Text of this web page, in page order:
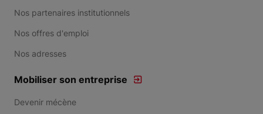
Nos partenaires institutionnels
Nos offres d'emploi
Nos adresses
Mobiliser son entreprise
Devenir mécène